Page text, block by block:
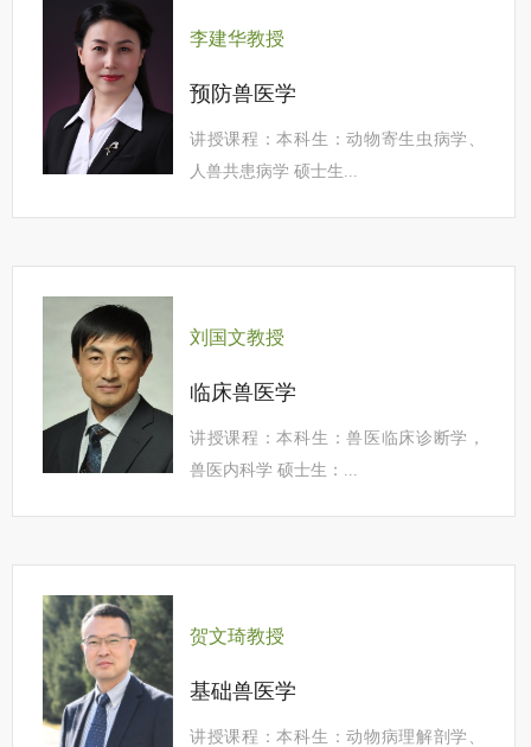
李建华教授
预防兽医学
讲授课程：本科生：动物寄生虫病学、
人兽共患病学 硕士生...
刘国文教授
临床兽医学
讲授课程：本科生：兽医临床诊断学，
兽医内科学 硕士生：...
贺文琦教授
基础兽医学
讲授课程：本科生：动物病理解剖学、